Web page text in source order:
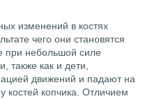
изменений в костях
чего они становятся
при небольшой силе
также как и дети,
движений и падают на
костей копчика. Отличием